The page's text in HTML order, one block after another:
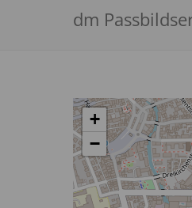
dm
+
−